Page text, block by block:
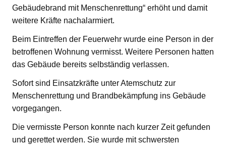
Gebäudebrand mit Menschenrettung“ erhöht und damit
weitere Kräfte nachalarmiert.
Beim Eintreffen der Feuerwehr wurde eine Person in der
betroffenen Wohnung vermisst. Weitere Personen hatten
das Gebäude bereits selbständig verlassen.
Sofort sind Einsatzkräfte unter Atemschutz zur
Menschenrettung und Brandbekämpfung ins Gebäude
vorgegangen.
Die vermisste Person konnte nach kurzer Zeit gefunden
und gerettet werden. Sie wurde mit schwersten